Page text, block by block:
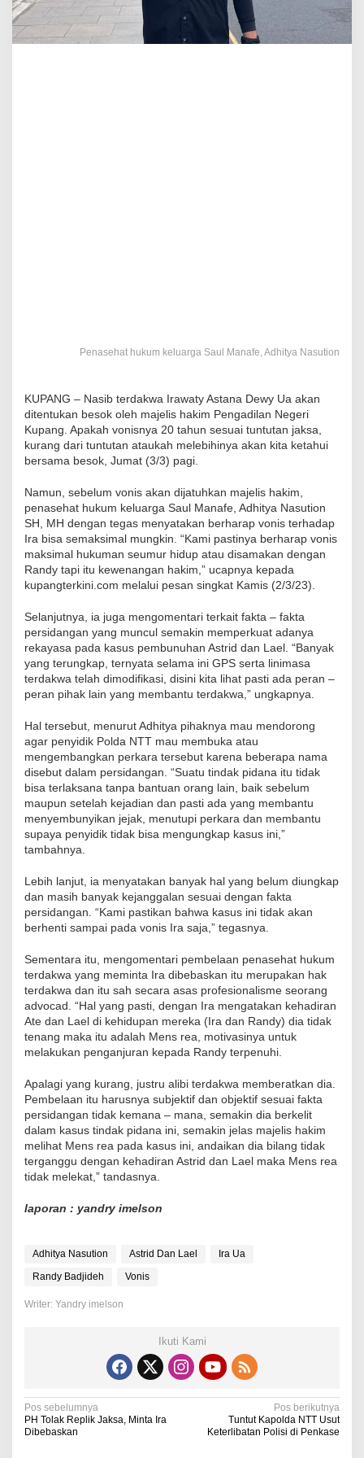
Penasehat hukum keluarga Saul Manafe, Adhitya Nasution
KUPANG – Nasib terdakwa Irawaty Astana Dewy Ua akan
ditentukan besok oleh majelis hakim Pengadilan Negeri
Kupang. Apakah vonisnya 20 tahun sesuai tuntutan jaksa,
kurang dari tuntutan ataukah melebihinya akan kita ketahui
bersama besok, Jumat (3/3) pagi.
Namun, sebelum vonis akan dijatuhkan majelis hakim,
penasehat hukum keluarga Saul Manafe, Adhitya Nasution
SH, MH dengan tegas menyatakan berharap vonis terhadap
Ira bisa semaksimal mungkin. “Kami pastinya berharap vonis
maksimal hukuman seumur hidup atau disamakan dengan
Randy tapi itu kewenangan hakim,” ucapnya kepada
kupangterkini.com melalui pesan singkat Kamis (2/3/23).
Selanjutnya, ia juga mengomentari terkait fakta – fakta
persidangan yang muncul semakin memperkuat adanya
rekayasa pada kasus pembunuhan Astrid dan Lael. “Banyak
yang terungkap, ternyata selama ini GPS serta linimasa
terdakwa telah dimodifikasi, disini kita lihat pasti ada peran –
peran pihak lain yang membantu terdakwa,” ungkapnya.
Hal tersebut, menurut Adhitya pihaknya mau mendorong
agar penyidik Polda NTT mau membuka atau
mengembangkan perkara tersebut karena beberapa nama
disebut dalam persidangan. “Suatu tindak pidana itu tidak
bisa terlaksana tanpa bantuan orang lain, baik sebelum
maupun setelah kejadian dan pasti ada yang membantu
menyembunyikan jejak, menutupi perkara dan membantu
supaya penyidik tidak bisa mengungkap kasus ini,”
tambahnya.
Lebih lanjut, ia menyatakan banyak hal yang belum diungkap
dan masih banyak kejanggalan sesuai dengan fakta
persidangan. “Kami pastikan bahwa kasus ini tidak akan
berhenti sampai pada vonis Ira saja,” tegasnya.
Sementara itu, mengomentari pembelaan penasehat hukum
terdakwa yang meminta Ira dibebaskan itu merupakan hak
terdakwa dan itu sah secara asas profesionalisme seorang
advocad. “Hal yang pasti, dengan Ira mengatakan kehadiran
Ate dan Lael di kehidupan mereka (Ira dan Randy) dia tidak
tenang maka itu adalah Mens rea, motivasinya untuk
melakukan penganjuran kepada Randy terpenuhi.
Apalagi yang kurang, justru alibi terdakwa memberatkan dia.
Pembelaan itu harusnya subjektif dan objektif sesuai fakta
persidangan tidak kemana – mana, semakin dia berkelit
dalam kasus tindak pidana ini, semakin jelas majelis hakim
melihat Mens rea pada kasus ini, andaikan dia bilang tidak
terganggu dengan kehadiran Astrid dan Lael maka Mens rea
tidak melekat,” tandasnya.
laporan : yandry imelson
Adhitya Nasution Astrid Dan Lael
Ira Ua
Randy Badjideh
Vonis
Writer: Yandry imelson
Ikuti Kami
N
a
Pos sebelumnya
PH Tolak Replik Jaksa, Minta Ira
Dibebaskan
Pos berikutnya
Tuntut Kapolda NTT Usut
Keterlibatan Polisi di Penkase